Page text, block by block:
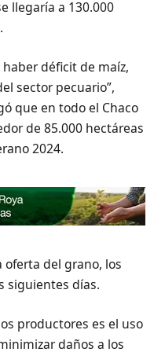
llegaría a 130.000
déficit de maíz,
sector pecuario”,
que en todo el Chaco
de 85.000 hectáreas
2024.
del grano, los
siguientes días.
productores es el uso
daños a los